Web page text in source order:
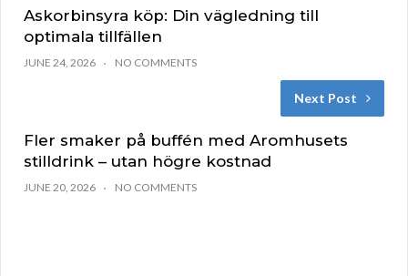
Askorbinsyra köp: Din vägledning till
optimala tillfällen
JUNE 24, 2026 NO COMMENTS
Next Post
Fler smaker på buffén med Aromhusets
stilldrink – utan högre kostnad
JUNE 20, 2026 NO COMMENTS